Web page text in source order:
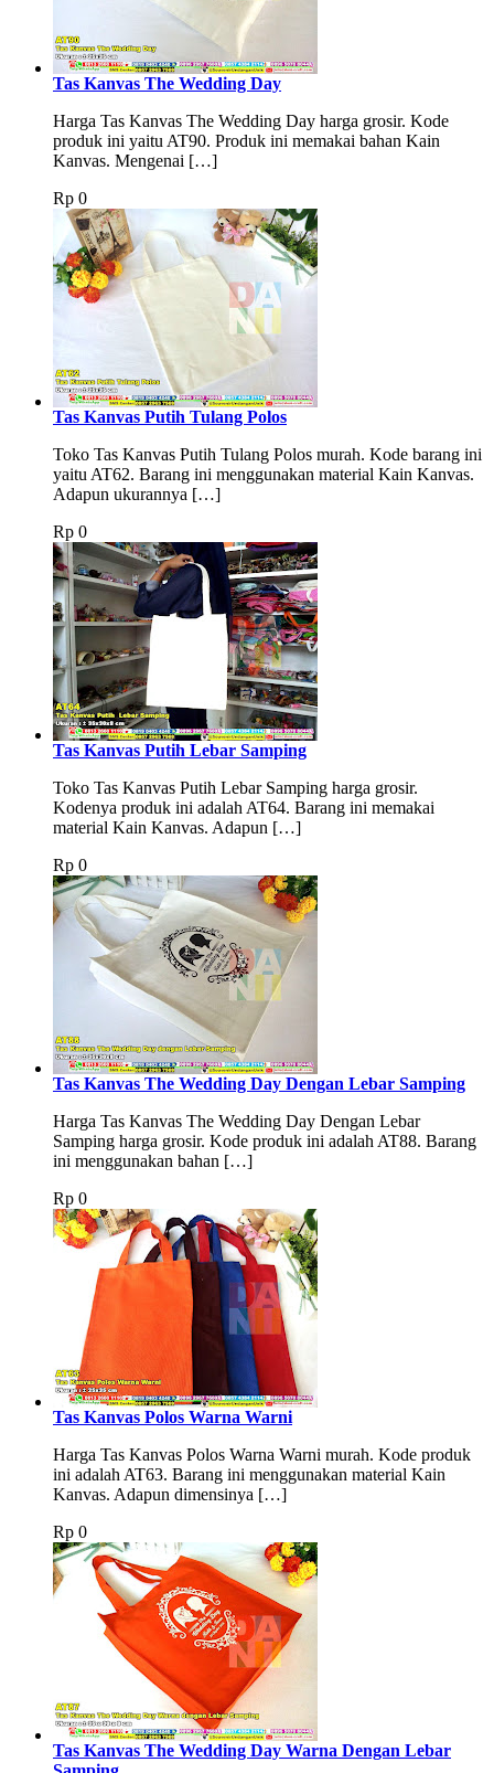
Tas Kanvas The Wedding Day
Harga Tas Kanvas The Wedding Day harga grosir. Kode
produk ini yaitu AT90. Produk ini memakai bahan Kain
Kanvas. Mengenai […]
Rp 0
Tas Kanvas Putih Tulang Polos
Toko Tas Kanvas Putih Tulang Polos murah. Kode barang ini
yaitu AT62. Barang ini menggunakan material Kain Kanvas.
Adapun ukurannya […]
Rp 0
Tas Kanvas Putih Lebar Samping
Toko Tas Kanvas Putih Lebar Samping harga grosir.
Kodenya produk ini adalah AT64. Barang ini memakai
material Kain Kanvas. Adapun […]
Rp 0
Tas Kanvas The Wedding Day Dengan Lebar Samping
Harga Tas Kanvas The Wedding Day Dengan Lebar
Samping harga grosir. Kode produk ini adalah AT88. Barang
ini menggunakan bahan […]
Rp 0
Tas Kanvas Polos Warna Warni
Harga Tas Kanvas Polos Warna Warni murah. Kode produk
ini adalah AT63. Barang ini menggunakan material Kain
Kanvas. Adapun dimensinya […]
Rp 0
Tas Kanvas The Wedding Day Warna Dengan Lebar